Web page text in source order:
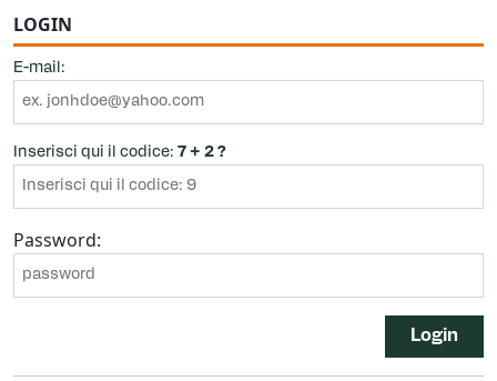
LOGIN
E-mail:
Inserisci qui il codice: 7 + 2 ?
Password:
Login